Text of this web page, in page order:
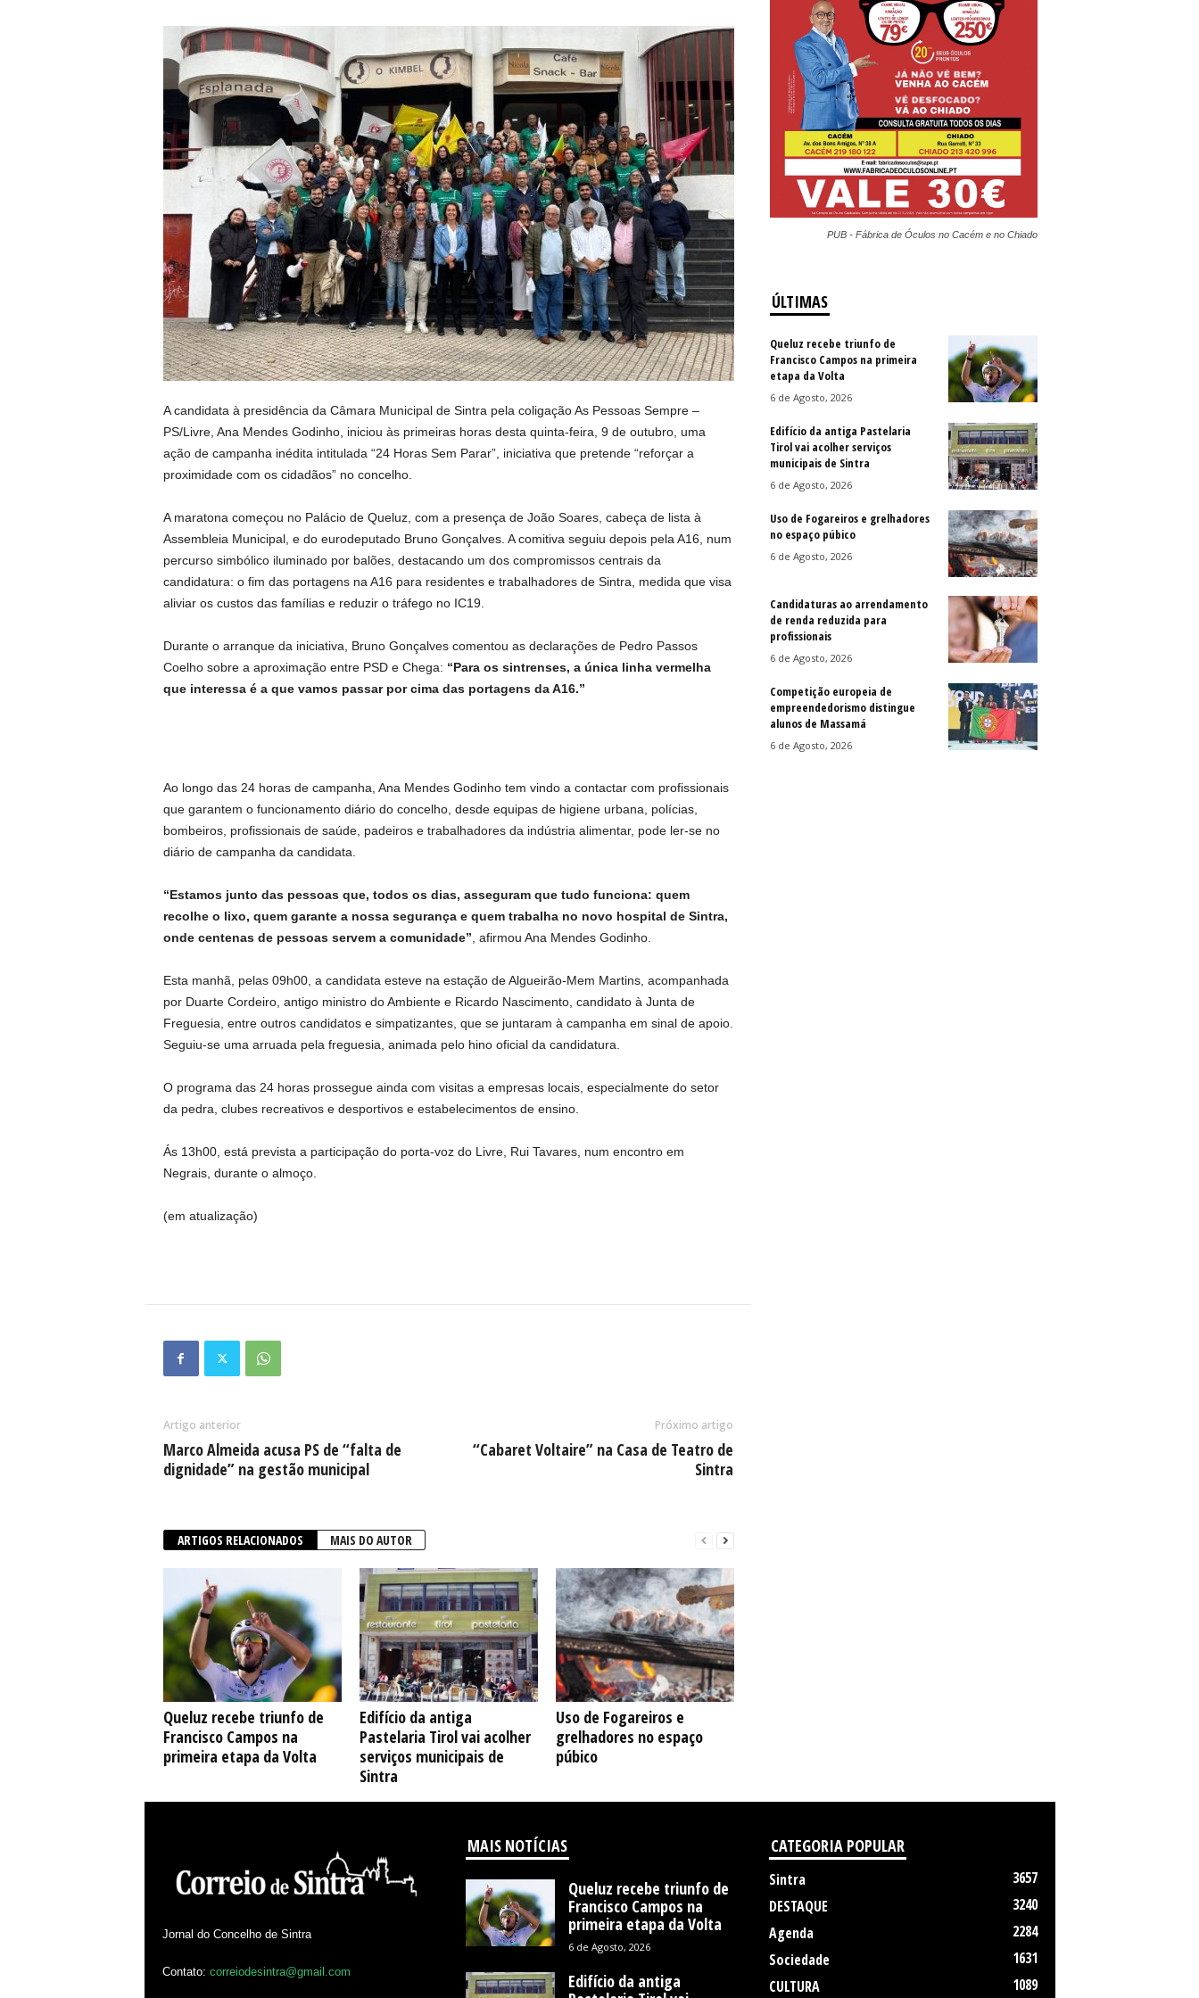
A candidata à presidência da Câmara Municipal de Sintra pela coligação As Pessoas Sempre –
PS/Livre, Ana Mendes Godinho, iniciou às primeiras horas desta quinta-feira, 9 de outubro, uma
ação de campanha inédita intitulada “24 Horas Sem Parar”, iniciativa que pretende “reforçar a
proximidade com os cidadãos” no concelho.
A maratona começou no Palácio de Queluz, com a presença de João Soares, cabeça de lista à
Assembleia Municipal, e do eurodeputado Bruno Gonçalves. A comitiva seguiu depois pela A16, num
percurso simbólico iluminado por balões, destacando um dos compromissos centrais da
candidatura: o fim das portagens na A16 para residentes e trabalhadores de Sintra, medida que visa
aliviar os custos das famílias e reduzir o tráfego no IC19.
Durante o arranque da iniciativa, Bruno Gonçalves comentou as declarações de Pedro Passos
Coelho sobre a aproximação entre PSD e Chega: “Para os sintrenses, a única linha vermelha
que interessa é a que vamos passar por cima das portagens da A16.”
Ao longo das 24 horas de campanha, Ana Mendes Godinho tem vindo a contactar com profissionais
que garantem o funcionamento diário do concelho, desde equipas de higiene urbana, polícias,
bombeiros, profissionais de saúde, padeiros e trabalhadores da indústria alimentar, pode ler-se no
diário de campanha da candidata.
“Estamos junto das pessoas que, todos os dias, asseguram que tudo funciona: quem
recolhe o lixo, quem garante a nossa segurança e quem trabalha no novo hospital de Sintra,
onde centenas de pessoas servem a comunidade” , afirmou Ana Mendes Godinho.
Esta manhã, pelas 09h00, a candidata esteve na estação de Algueirão-Mem Martins, acompanhada
por Duarte Cordeiro, antigo ministro do Ambiente e Ricardo Nascimento, candidato à Junta de
Freguesia, entre outros candidatos e simpatizantes, que se juntaram à campanha em sinal de apoio.
Seguiu-se uma arruada pela freguesia, animada pelo hino oficial da candidatura.
O programa das 24 horas prossegue ainda com visitas a empresas locais, especialmente do setor
da pedra, clubes recreativos e desportivos e estabelecimentos de ensino.
Ás 13h00, está prevista a participação do porta-voz do Livre, Rui Tavares, num encontro em
Negrais, durante o almoço.
(em atualização)
Artigo anterior
Marco Almeida acusa PS de “falta de
dignidade” na gestão municipal
Próximo artigo
“Cabaret Voltaire” na Casa de Teatro de
Sintra
ARTIGOS RELACIONADOS MAIS DO AUTOR
Queluz recebe triunfo de
Francisco Campos na
primeira etapa da Volta
Edifício da antiga
Pastelaria Tirol vai acolher
serviços municipais de
Sintra
Uso de Fogareiros e
grelhadores no espaço
púbico
PUB - Fábrica de Óculos no Cacém e no Chiado
ÚLTIMAS
Queluz recebe triunfo de
Francisco Campos na primeira
etapa da Volta
6 de Agosto, 2026
Edifício da antiga Pastelaria
Tirol vai acolher serviços
municipais de Sintra
6 de Agosto, 2026
Uso de Fogareiros e grelhadores
no espaço púbico
6 de Agosto, 2026
Candidaturas ao arrendamento
de renda reduzida para
profissionais
6 de Agosto, 2026
Competição europeia de
empreendedorismo distingue
alunos de Massamá
6 de Agosto, 2026
Jornal do Concelho de Sintra
Contato: correiodesintra@gmail.com
MAIS NOTÍCIAS
Queluz recebe triunfo de
Francisco Campos na
primeira etapa da Volta
6 de Agosto, 2026
Edifício da antiga
CATEGORIA POPULAR
Sintra
3657
DESTAQUE
3240
Agenda
2284
Sociedade
1631
CULTURA
1089